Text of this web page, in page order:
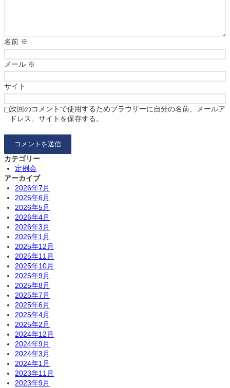
名前 ※
メール ※
サイト
次回のコメントで使用するためブラウザーに自分の名前、メールア
ドレス、サイトを保存する。
カテゴリー
定例会
アーカイブ
2026年7月
2026年6月
2026年5月
2026年4月
2026年3月
2026年1月
2025年12月
2025年11月
2025年10月
2025年9月
2025年8月
2025年7月
2025年6月
2025年4月
2025年2月
2024年12月
2024年9月
2024年3月
2024年1月
2023年11月
2023年9月